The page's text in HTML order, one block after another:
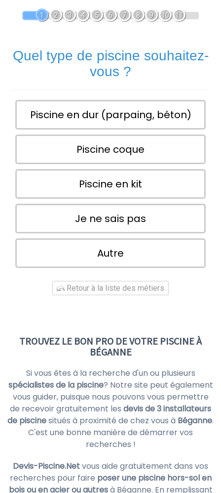
1 2 3 4 5 6 7 8 9 10 11
Quel type de piscine souhaitez-
vous ?
Piscine en dur (parpaing, béton)
Piscine coque
Piscine en kit
Je ne sais pas
Autre
Retour à la liste des métiers
TROUVEZ LE BON PRO DE VOTRE PISCINE À
BÉGANNE
Si vous êtes à la recherche d'un ou plusieurs
spécialistes de la piscine? Notre site peut également
vous guider, puisque nous pouvons vous permettre
de recevoir gratuitement les devis de 3 installateurs
de piscinesitués à proximité de chez vous à Béganne.
C'est une bonne manière de démarrer vos
recherches !
Devis-Piscine.Netvous aide gratuitement dans vos
recherches pour faire poser une piscine hors-sol en
bois ou en acier ou autresà Béganne. En remplissant